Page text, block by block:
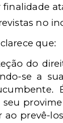
no
que:
do
se a
prevê-